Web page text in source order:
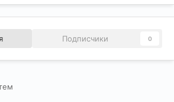
Подписчики 0